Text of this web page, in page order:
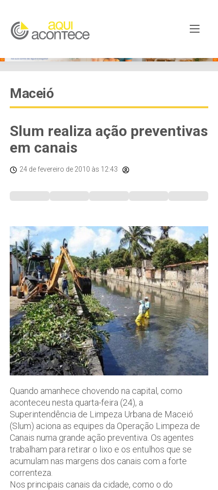
Maceió
Slum realiza ação preventivas
em canais
24 de fevereiro de 2010 às 12:43
Quando amanhece chovendo na capital, como
aconteceu nesta quarta-feira (24), a
Superintendência de Limpeza Urbana de Maceió
(Slum) aciona as equipes da Operação Limpeza de
Canais numa grande ação preventiva. Os agentes
trabalham para retirar o lixo e os entulhos que se
acumulam nas margens dos canais com a forte
correnteza.
Nos principais canais da cidade, como o do